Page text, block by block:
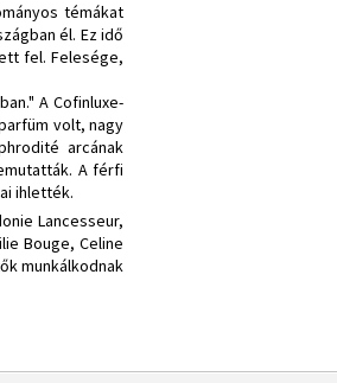
témákat
él. Ez idő
fel. Felesége,
A Cofinluxe-
volt, nagy
arcának
A férfi
ihlették.
Lancesseur,
Bouge, Celine
munkálkodnak